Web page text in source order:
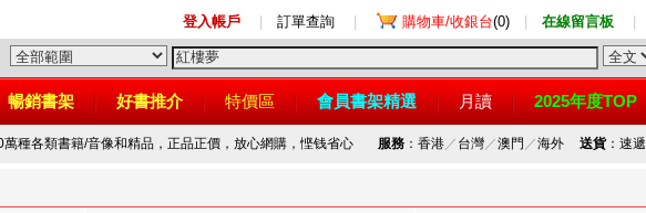
登入帳戶 訂單查詢 購物車/收銀台(0) 在線留言板
暢銷書架 好書推介 特價區 會員書架精選 月讀 2025年度TOP
萬種各類書籍/音像和精品，正品正價，放心網購，悭钱省心 服務：香港／ 台灣／澳門 ／海外 送貨：速遞